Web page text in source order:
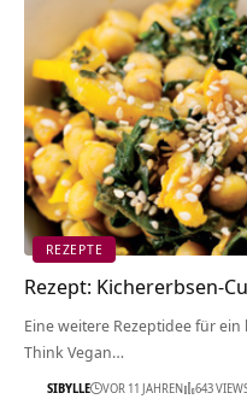
REZEPTE
Rezept: Kichererbsen-
Eine weitere Rezeptidee für
Think Vegan…
SIBYLLE VOR 11 JAHREN 643